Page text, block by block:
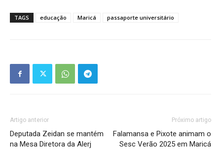
TAGS educação Maricá passaporte universitário
Artigo anterior
Deputada Zeidan se mantém
na Mesa Diretora da Alerj
Próximo artigo
Falamansa e Pixote animam o
Sesc Verão 2025 em Maricá